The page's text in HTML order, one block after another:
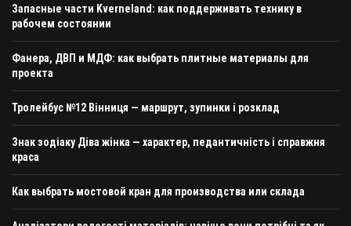
Запасные части Kverneland: как поддерживать технику в
рабочем состоянии
Фанера, ДВП и МДФ: как выбрать плитные материалы для
проекта
Тролейбус №12 Вінниця — маршрут, зупинки і розклад
Знак зодіаку Діва жінка — характер, педантичність і справжня
краса
Как выбрать мостовой кран для производства или склада